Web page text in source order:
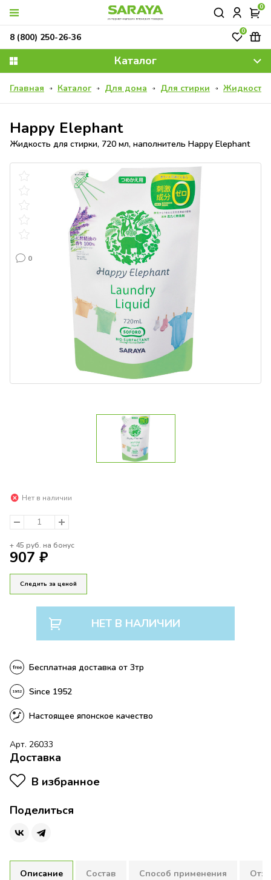
0
0
8 (800) 250-26-36
Каталог
Главная Каталог Для дома Для стирки Жидкость
Бесплатная доставка от 3тр
Since 1952
Настоящее японское качество
Happy Elephant
Жидкость для стирки, 720 мл, наполнитель Happy Elephant
0
Арт. 26033
Нет в наличии
+ 45 руб. на бонус
907 ₽
Следить за ценой
НЕТ В НАЛИЧИИ
Доставка
В избранное
Поделиться
Описание Состав Способ применения